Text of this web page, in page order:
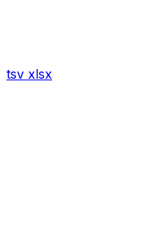
tsv xlsx